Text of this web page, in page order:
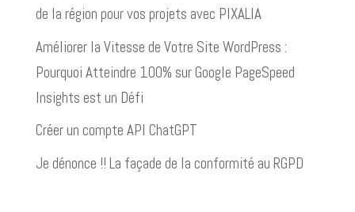
de la région pour vos projets avec PIXALIA
Améliorer la Vitesse de Votre Site WordPress :
Pourquoi Atteindre 100% sur Google PageSpeed
Insights est un Défi
Créer un compte API ChatGPT
Je dénonce !! La façade de la conformité au RGPD